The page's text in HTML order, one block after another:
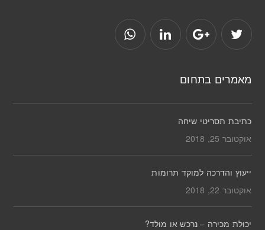
מאמרים בתחום
כתיבת תסריטי שיחה
אוקטובר 25, 2018
ייעוץ והדרכה למוקד תרומות
אוקטובר 22, 2018
יכולת מכירה – נרכש או מולד?